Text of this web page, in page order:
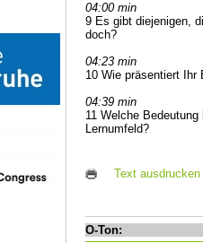
04:00 min
9 Es gibt diejenigen,
doch?
04:23 min
10 Wie präsentiert Ihr
04:39 min
11 Welche
Lernumfeld?
Text ausdrucken
O-Ton: